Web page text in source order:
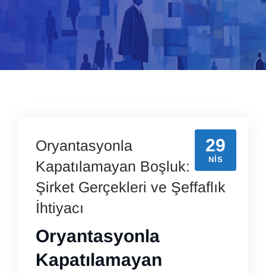
29
NIS
Oryantasyonla
Kapatılamayan Boşluk:
Şirket Gerçekleri ve Şeffaflık
İhtiyacı
Oryantasyonla
Kapatılamayan